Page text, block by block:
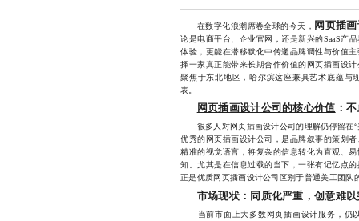
在数字化浪潮席卷全球的今天， 网页插
论是电商平台、企业官网，还是新兴的SaaS产
体验，更能在潜移默化中传递品牌调性与价值
择一家真正能带来长期合作价值的网页插画设
聚焦于东北地区，哈尔滨这座兼具艺术底蕴与
表。
网页插画设计公司的核心价值 ：
很多人对网页插画设计公司的理解仍停留在“
优秀的网页插画设计公司，是品牌叙事的策划
精准的视觉语言，将复杂的信息转化为直观、
知。尤其是在信息过载的当下，一张有记忆点
正是优质网页插画设计公司区别于普通美工团队
市场现状：同质化严重，创意难以
当前市面上大多数网页插画设计服务，仍